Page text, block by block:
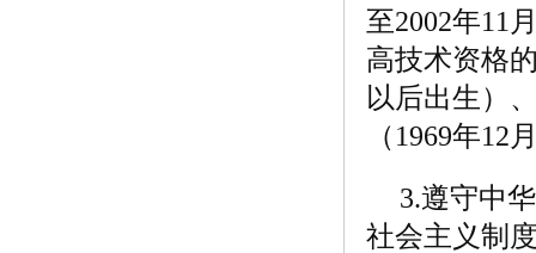
至2002年11
高技术资格
以后出生）
（1969年12
3.遵守中
社会主义制